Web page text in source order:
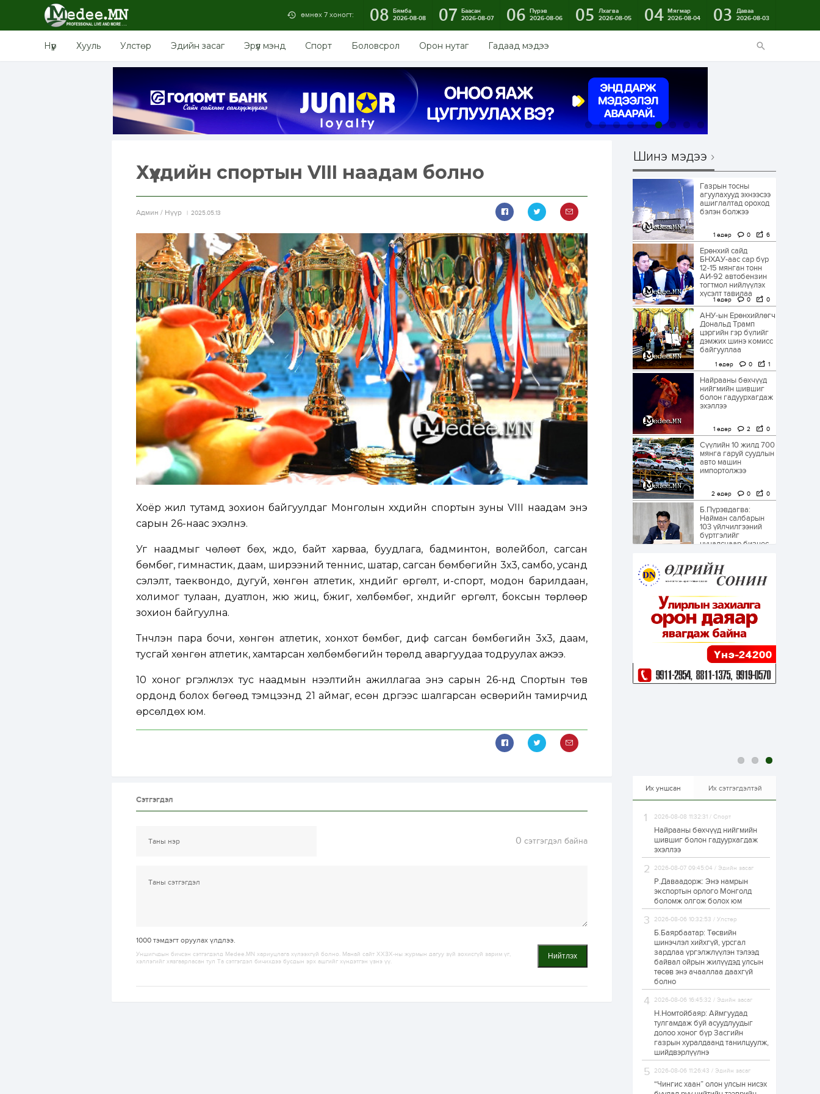
өмнөх 7 хоногт: 08 Бямба
2026-08-08
07 Баасан
2026-08-07
06 Пүрэв
2026-08-06
05
Лхагва
2026-08-05
04 Мягмар
2026-08-04
03
Даваа
2026-08-03
Нүүр Хууль Улстөр Эдийн засаг Эрүүл мэнд Спорт Боловсрол Орон нутаг Гадаад мэдээ
Хүүхдийн спортын VIII наадам болно
Aдмин / Нүүр 2025.05.13
Хоёр жил тутамд зохион байгуулдаг Монголын хүүхдийн спортын зуны VIII наадам энэ
сарын 26-наас эхэлнэ.
Уг наадмыг чөлөөт бөх, жүдо, байт харваа, буудлага, бадминтон, волейбол, сагсан
бөмбөг, гимнастик, даам, ширээний теннис, шатар, сагсан бөмбөгийн 3х3, самбо, усанд
сэлэлт, таеквондо, дугуй, хөнгөн атлетик, хүндийг өргөлт, и-спорт, модон барилдаан,
холимог тулаан, дуатлон, жюү жицү, бүжиг, хөлбөмбөг, хүндийг өргөлт, боксын төрлөөр
зохион байгуулна.
Түүнчлэн пара бочи, хөнгөн атлетик, хонхот бөмбөг, диф сагсан бөмбөгийн 3х3, даам,
тусгай хөнгөн атлетик, хамтарсан хөлбөмбөгийн төрөлд аваргуудаа тодруулах ажээ.
10 хоног үргэлжлэх тус наадмын нээлтийн ажиллагаа энэ сарын 26-нд Спортын төв
ордонд болох бөгөөд тэмцээнд 21 аймаг, есөн дүүргээс шалгарсан өсвөрийн тамирчид
өрсөлдөх юм.
Сэтгэгдэл
0 сэтгэгдэл байна
1000 тэмдэгт оруулах үлдлээ.
Нийтлэх
Уншигчдын бичсэн сэтгэгдэлд Medee.MN хариуцлага хүлээхгүй болно. Манай сайт ХХЗХ-ны журмын дагуу зүй зохисгүй зарим үг,
хэллэгийг хязгаарласан тул Та сэтгэгдэл бичихдээ бусдын эрх ашгийг хүндэтгэн үзнэ үү.
Шинэ мэдээ
Газрын тосны
агуулахууд эхнээсээ
ашиглалтад ороход
бэлэн болжээ
1 өдөр 0 6
Ерөнхий сайд
БНХАУ-аас сар бүр
12-15 мянган тонн
АИ-92 автобензин
тогтмол нийлүүлэх
хүсэлт тавилаа
1 өдөр 0 0
АНУ-ын Ерөнхийлөгч
Дональд Трамп
цэргийн гэр бүлийг
дэмжих шинэ комисс
байгууллаа
1 өдөр 0 1
Найрааны бөхчүүд
нийгмийн шившиг
болон гадуурхагдаж
эхэллээ
1 өдөр 2 0
Сүүлийн 10 жилд 700
мянга гаруй суудлын
авто машин
импортолжээ
2 өдөр 0 0
Б.Пүрэвдагва:
Найман салбарын
103 үйлчилгээний
бүртгэлийг
цуцалснаар бизнес
Долдугаар сард
709.503 зөрчил
2 өдөр 0
Цалинтай ээжийн 50
мянган төгрөгийн
тэтгэмжийг 500
мянгад хүргэх
өргөдөлд санал авч
эхэлжээ
өсөж байна
2 өдөр
Худалдагч
Н.Амарзаяа:
хуудастай өрийн
дэвтэр долоо хоногт
2 өдөр 0
Б.Хулан дэлхийн
аварга боллоо
2 өдөр
Р.Даваадорж: Энэ
намрын экспортын
боломж олгож болох
юм
2 өдөр 0
Автомашины улсын
дугаар сондгой
тоогоор төгссөн бол
өнөөдөр шатахуун
авна
Их уншсан Их сэтгэгдэлтэй
2026-08-08 11:32:31 / Спорт
Найрааны бөхчүүд нийгмийн
шившиг болон гадуурхагдаж
эхэллээ
2026-08-07 09:45:04 / Эдийн засаг
Р.Даваадорж: Энэ намрын
экспортын орлого Монголд
боломж олгож болох юм
2026-08-06 10:32:53 / Улстөр
Б.Баярбаатар: Төсвийн
шинэчлэл хийхгүй, урсгал
зардлаа үргэлжлүүлэн тэлээд
байвал ойрын жилүүдэд улсын
төсөв энэ ачааллаа даахгүй
болно
2026-08-06 16:45:32 / Эдийн засаг
Н.Номтойбаяр: Аймгуудад
тулгамдаж буй асуудлуудыг
долоо хоног бүр Засгийн
газрын хуралдаанд танилцуулж,
шийдвэрлүүлнэ
2026-08-06 11:26:43 / Эдийн засаг
“Чингис хаан” олон улсын нисэх